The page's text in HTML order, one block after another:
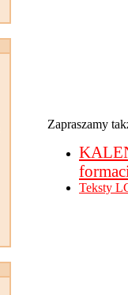
Zapraszamy
Teksty